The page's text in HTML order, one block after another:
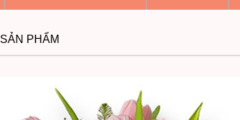
SẢN PHẨM